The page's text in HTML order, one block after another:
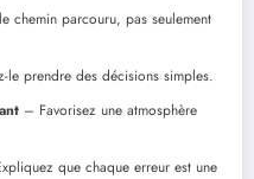
chemin parcouru, pas seulement
le prendre des décisions simples.
– Favorisez une atmosphère
que chaque erreur est une